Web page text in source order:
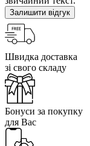
Залишити відгук
Швидка доставка
зі свого складу
Бонуси за покупку
для Вас